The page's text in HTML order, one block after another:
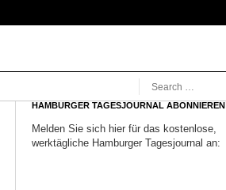
HAMBURGER TAGESJOURNAL ABONNIEREN
Melden Sie sich hier für das kostenlose,
werktägliche Hamburger Tagesjournal an: